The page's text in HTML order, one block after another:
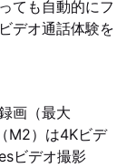
ても自動的にフ
デオ通話体験を
画（最大
M2）は4Kビデ
ビデオ撮影